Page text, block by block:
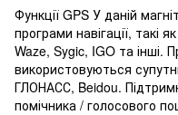
Функції GPS У даній
програми навігації, такі
Waze, Sygic, IGO та інші.
використовуються
ГЛОНАСС, Beidou.
помічника / голосового